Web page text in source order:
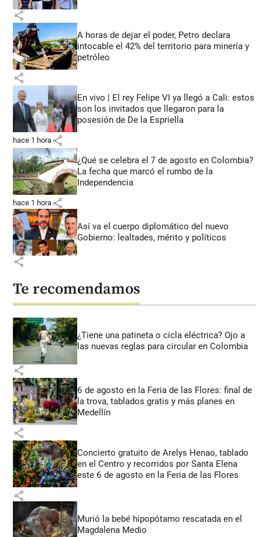
share
A horas de dejar el poder, Petro declara
intocable el 42% del territorio para minería y
petróleo
share
En vivo | El rey Felipe VI ya llegó a Cali: estos
son los invitados que llegaron para la
posesión de De la Espriella
hace 1 hora share
¿Qué se celebra el 7 de agosto en Colombia?
La fecha que marcó el rumbo de la
Independencia
hace 1 hora share
Así va el cuerpo diplomático del nuevo
Gobierno: lealtades, mérito y políticos
share
Te recomendamos
¿Tiene una patineta o cicla eléctrica? Ojo a
las nuevas reglas para circular en Colombia
share
6 de agosto en la Feria de las Flores: final de
la trova, tablados gratis y más planes en
Medellín
share
Concierto gratuito de Arelys Henao, tablado
en el Centro y recorridos por Santa Elena
este 6 de agosto en la Feria de las Flores
share
Murió la bebé hipopótamo rescatada en el
Magdalena Medio